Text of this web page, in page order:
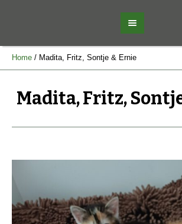
Home / Madita, Fritz, Sontje & Ernie
Madita, Fritz,